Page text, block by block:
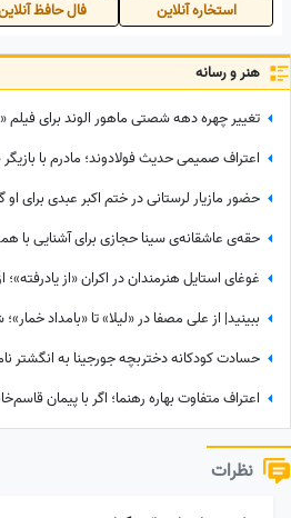
استخاره آنلاین فال حافظ
هنر و رسانه
حقه‌ی عاشقانه‌ی سینا حجازی برای آشنایی
نظرات